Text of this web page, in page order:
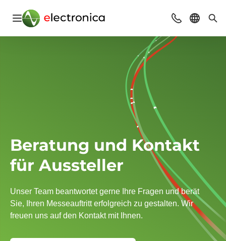
Navigation öffnen Beratung &
Sprache
Beratung und Kontakt
für Aussteller
Unser Team beantwortet gerne Ihre Fragen und berät
Sie, Ihren Messeauftritt erfolgreich zu gestalten. Wir
freuen uns auf den Kontakt mit Ihnen.